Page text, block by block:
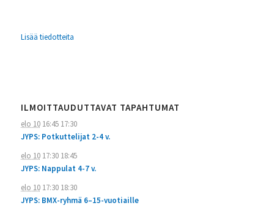
Lisää tiedotteita
ILMOITTAUDUTTAVAT TAPAHTUMAT
elo 1016:45 17:30
JYPS: Potkuttelijat 2-4 v.
elo 1017:30 18:45
JYPS: Nappulat 4-7 v.
elo 1017:30 18:30
JYPS: BMX-ryhmä 6–15-vuotiaille